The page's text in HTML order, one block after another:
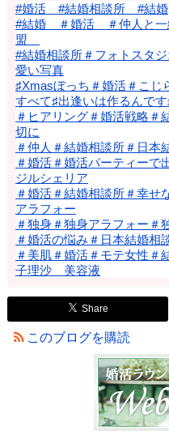
#婚活 #結婚相談所 #結婚
#結婚 ＃婚活 ＃仲人と一
盟
#結婚相談所＃フォトスタ
愛い写真
♯Xmasぼっち＃婚活＃こじ
すべて♯出逢いは作るんで
＃ヒアリング＃婚活戦略＃
切に
＃仲人＃結婚相談所＃日本
＃婚活＃婚活パーティーで
ジルシェリア
＃婚活＃結婚相談所＃幸せ
アラフォー
＃独身＃独身アラフォー＃
＃婚活の悩み＃日本結婚相
＃美肌＃婚活＃モテ女性＃
子理沙 美容液
Share
このブログを購読